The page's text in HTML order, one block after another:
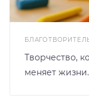
Творчество,
меняет жизни.